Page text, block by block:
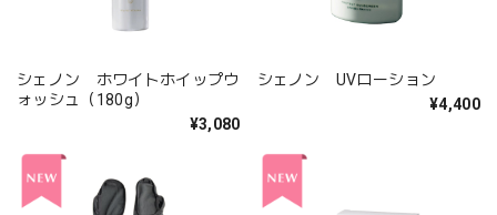
シェノン ホワイトホイップウ
ォッシュ（180g）
¥3,080
シェノン UVローション
¥4,400